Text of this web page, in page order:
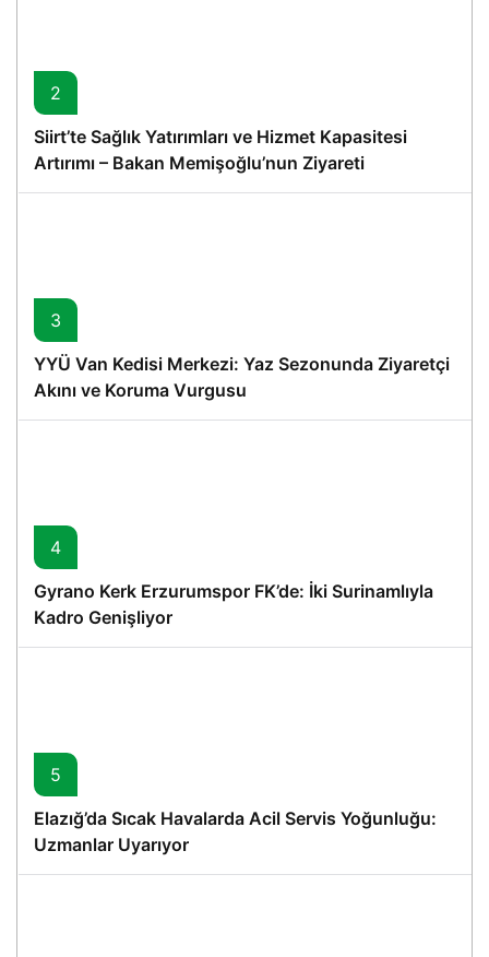
2
Siirt’te Sağlık Yatırımları ve Hizmet Kapasitesi
Artırımı – Bakan Memişoğlu’nun Ziyareti
3
YYÜ Van Kedisi Merkezi: Yaz Sezonunda Ziyaretçi
Akını ve Koruma Vurgusu
4
Gyrano Kerk Erzurumspor FK’de: İki Surinamlıyla
Kadro Genişliyor
5
Elazığ’da Sıcak Havalarda Acil Servis Yoğunluğu:
Uzmanlar Uyarıyor